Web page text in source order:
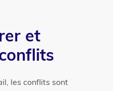
et
les conflits sont